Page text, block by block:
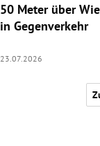
50 Meter über
in Gegenverkehr
23.07.2026